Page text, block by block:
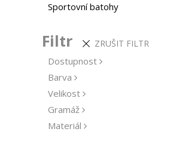
Sportovní batohy
Filtr ZRUŠIT FILTR
Dostupnost
Barva
Velikost
Gramáž
Materiál